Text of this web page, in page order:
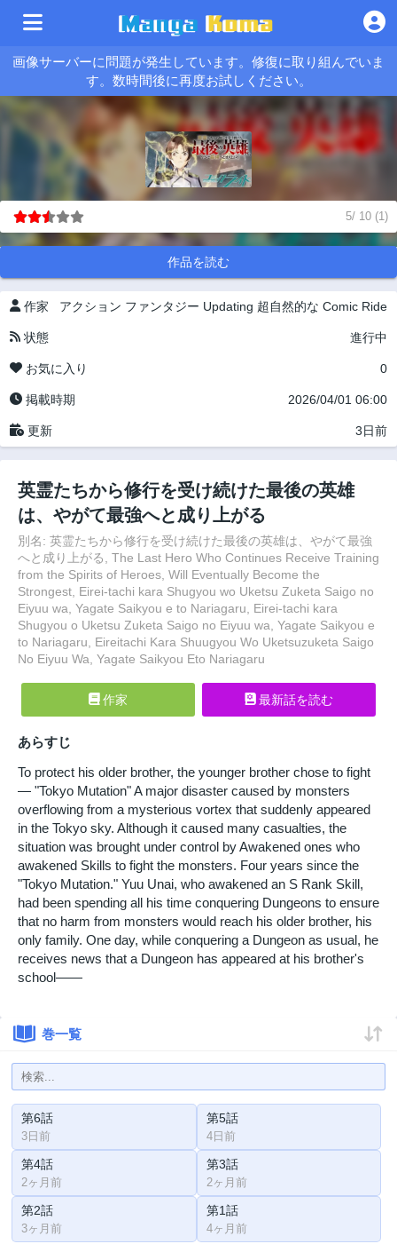
画像サーバーに問題が発生しています。修復に取り組んでいま
す。数時間後に再度お試しください。
5/ 10 (1)
作品を読む
作家 アクション ファンタジー Updating 超自然的な Comic Ride
状態 進行中
お気に入り 0
掲載時期 2026/04/01 06:00
更新 3日前
英霊たちから修行を受け続けた最後の英雄
は、やがて最強へと成り上がる
別名: 英霊たちから修行を受け続けた最後の英雄は、やがて最強
へと成り上がる, The Last Hero Who Continues Receive Training
from the Spirits of Heroes, Will Eventually Become the
Strongest, Eirei-tachi kara Shugyou wo Uketsu Zuketa Saigo no
Eiyuu wa, Yagate Saikyou e to Nariagaru, Eirei-tachi kara
Shugyou o Uketsu Zuketa Saigo no Eiyuu wa, Yagate Saikyou e
to Nariagaru, Eireitachi Kara Shuugyou Wo Uketsuzuketa Saigo
No Eiyuu Wa, Yagate Saikyou Eto Nariagaru
作家 最新話を読む
あらすじ
To protect his older brother, the younger brother chose to fight
— "Tokyo Mutation" A major disaster caused by monsters
overflowing from a mysterious vortex that suddenly appeared
in the Tokyo sky. Although it caused many casualties, the
situation was brought under control by Awakened ones who
awakened Skills to fight the monsters. Four years since the
"Tokyo Mutation." Yuu Unai, who awakened an S Rank Skill,
had been spending all his time conquering Dungeons to ensure
that no harm from monsters would reach his older brother, his
only family. One day, while conquering a Dungeon as usual, he
receives news that a Dungeon has appeared at his brother's
school――
巻一覧
第6話
3日前
第5話
4日前
第4話
2ヶ月前
第3話
2ヶ月前
第2話
3ヶ月前
第1話
4ヶ月前